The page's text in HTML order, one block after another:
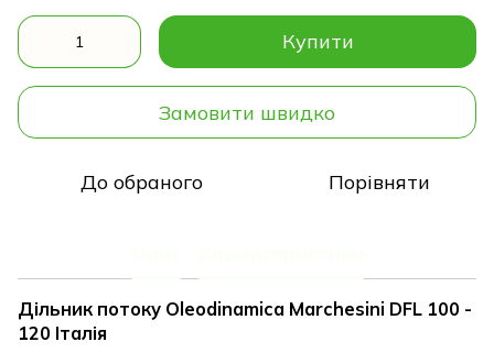
Купити
Замовити швидко
До обраного Порівняти
Дільник потоку Oleodinamica Marchesini DFL 100 -
120 Італія